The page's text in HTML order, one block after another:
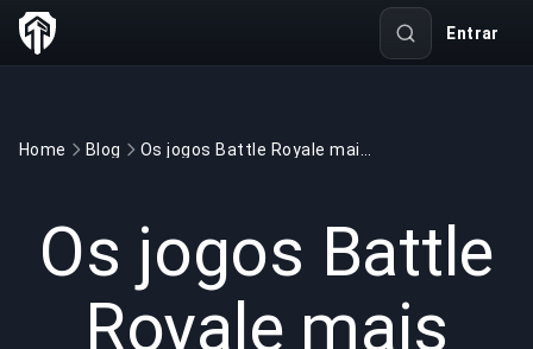
Entrar
Home Blog
Os jogos Battle
Royale mais